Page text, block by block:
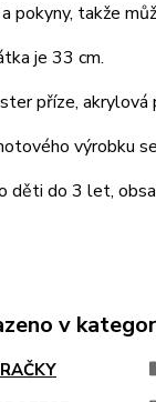
pokyny, takže
je 33 cm.
příze, akrylová
výrobku
děti do 3 let,
v